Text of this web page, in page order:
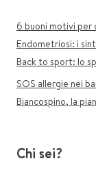
6 buoni motivi per
Endometriosi: i
Back to sport: lo
SOS allergie nei
Biancospino, la
Chi sei?